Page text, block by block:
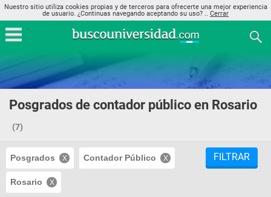
Nuestro sitio utiliza cookies propias y de terceros para ofrecerte una mejor experiencia
de usuario. ¿Continuas navegando aceptando su uso? .. Cerrar
Posgrados de contador público en Rosario
(7)
Posgrados Contador Público
Rosario
FILTRAR